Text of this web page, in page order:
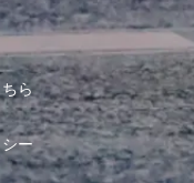
ら
ー